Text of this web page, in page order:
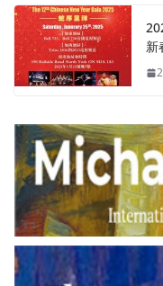
新